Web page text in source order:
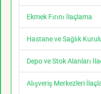
Ekmek Fırını İlaçlama
Hastane ve Sağlık
Depo ve Stok Alanları
Alışveriş Merkezleri